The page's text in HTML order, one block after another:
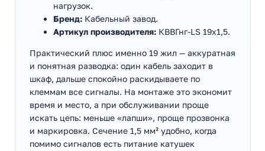
нагрузок.
Бренд: Кабельный завод.
Артикул производителя: КВВГнг-LS 19х1,5.
Практический плюс именно 19 жил — аккуратная
и понятная разводка: один кабель заходит в
шкаф, дальше спокойно раскидываете по
клеммам все сигналы. На монтаже это экономит
время и место, а при обслуживании проще
искать цепь: меньше «лапши», проще прозвонка
и маркировка. Сечение 1,5 мм² удобно, когда
помимо сигналов есть питание катушек